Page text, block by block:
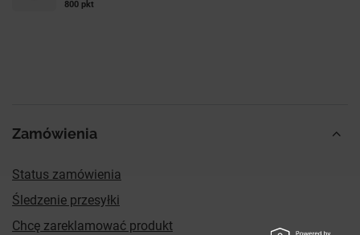
800 pkt
Zamówienia
Status zamówienia
Śledzenie przesyłki
Chcę zareklamować produkt